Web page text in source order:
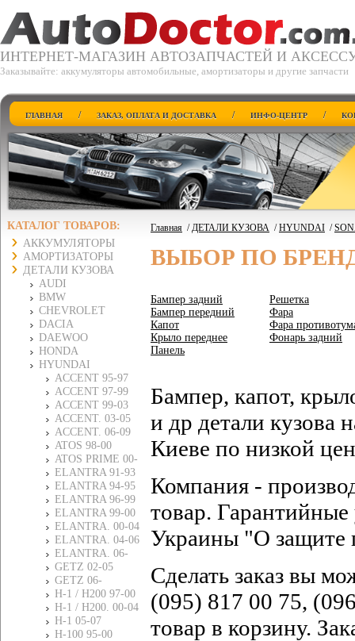
ИНТЕРНЕТ-МАГАЗИН АВТОЗАПЧАСТЕЙ И
Заказывайте: аккумуляторы автомобильные, амортизаторы и другие запчасти
ГЛАВНАЯ / ЗАКАЗ, ОПЛАТА И ДОСТАВКА / ИНФО-ЦЕНТР /
КАТАЛОГ ТОВАРОВ:
АККУМУЛЯТОРЫ
АМОРТИЗАТОРЫ
ДЕТАЛИ КУЗОВА
AUDI
BMW
CHEVROLET
DACIA
DAEWOO
HONDA
HYUNDAI
ACCENT 95-97
ACCENT 97-99
ACCENT 99-03
ACCENT. 03-05
ACCENT. 06-09
ATOS 98-00
ATOS PRIME 00-
ELANTRA 91-93
ELANTRA 94-95
ELANTRA 96-99
ELANTRA 99-00
ELANTRA. 00-04
ELANTRA. 04-06
ELANTRA. 06-
GETZ 02-05
GETZ 06-
H-1 / H200 97-00
H-1 / H200. 00-04
H-1 05-07
H-100 95-00
Главная /ДЕТАЛИ КУЗОВА /HYUNDAI /
ВЫБОР ПО
Бампер задний
Бампер передний
Капот
Крыло переднее
Панель
Решетка
Фара
Фара
Фонарь задний
Бампер, капот,
и др детали
Киеве по низкой
Компания -
товар. Гарантийные
Украины "О защите
Сделать заказ вы
(095) 817 00 75,
товар в корзину.